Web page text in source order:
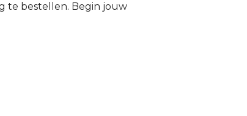
te bestellen. Begin jouw